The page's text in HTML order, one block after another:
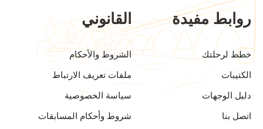
روابط مفيدة
خطط لرحلتك
الكتيبات
دليل الوجهات
اتصل بنا
القانوني
الشروط والأحكام
ملفات تعريف الارتباط
سياسة الخصوصية
شروط وأحكام المسابقات